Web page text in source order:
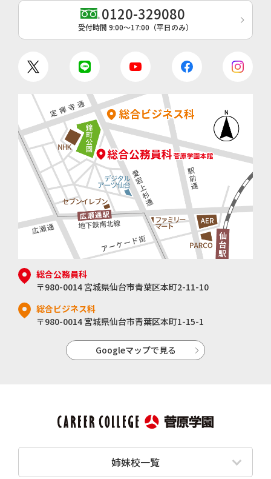
0120-329080
受付時間 9:00〜17:00（平日のみ）
総合公務員科
〒980-0014 宮城県仙台市青葉区本町2-11-10
総合ビジネス科
〒980-0014 宮城県仙台市青葉区本町1-15-1
Googleマップで見る
姉妹校一覧